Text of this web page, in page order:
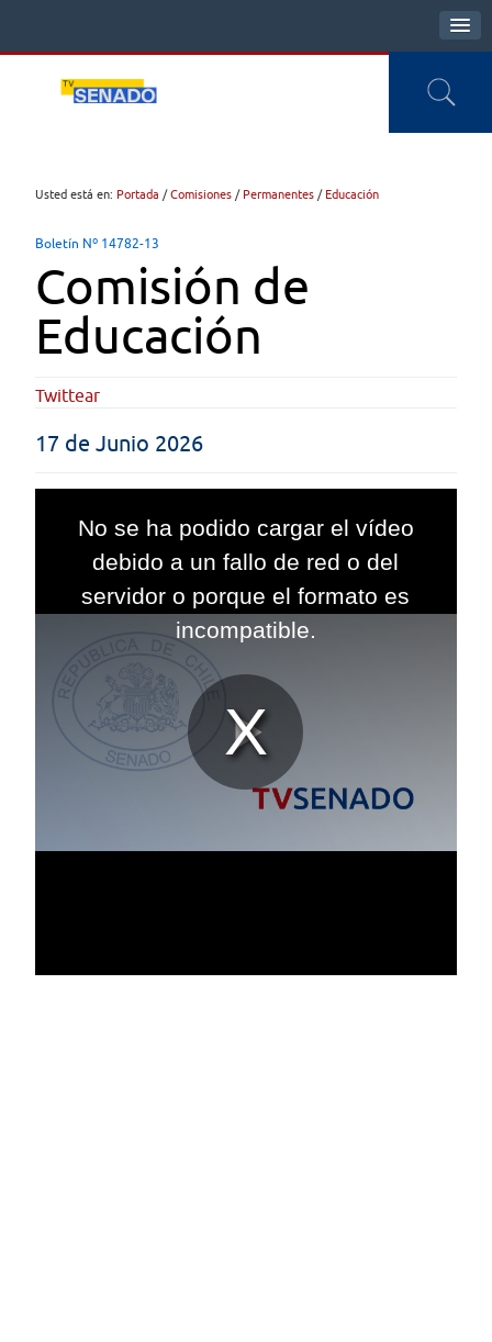
Usted está en: Portada /Comisiones / Permanentes / Educación
Boletín Nº 14782-13
Comisión de
Educación
Twittear
17 de Junio 2026
window.
No se ha podido cargar el vídeo
debido a un fallo de red o del
servidor o porque el formato es
incompatible.